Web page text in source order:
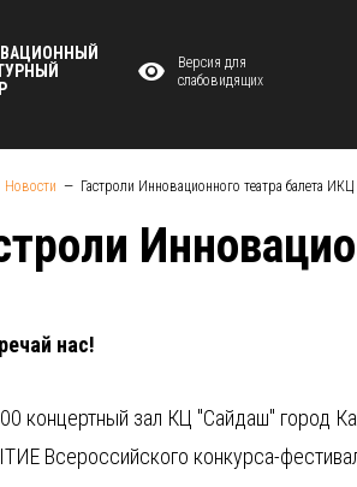
Версия для
слабовидящих
Новости Гастроли Инновационного театра балета
нас!
концертный зал КЦ "Сайдаш" город
Всероссийского конкурса-